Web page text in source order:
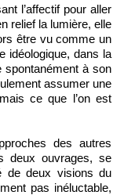
l’affectif pour aller
relief la lumière, elle
être vu comme un
idéologique, dans la
spontanément à son
assumer une
ce que l’on est
des autres
deux ouvrages, se
de deux visions du
pas inéluctable,